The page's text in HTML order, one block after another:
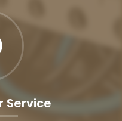
Service